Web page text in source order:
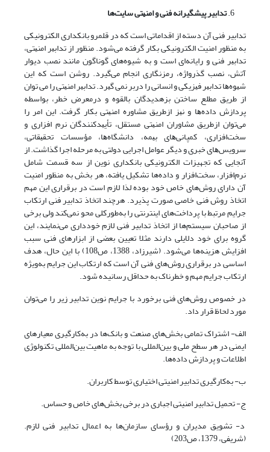
تدابیر پیشگیرانه فنی واﻣﻨﻴﺘﻰ سایت‌ها
تدابیر فنی آن دسته از اقداماتی است که در قلمرو بانکداری الکترونیکی
به منظور امنیت الکترونیکی بکار گرفته می‌شود. منظور از ﺗﺪاﺑﻴﺮ اﻣﻨﻴﺘﻰ،
ﺗﺪاﺑﻴﺮ ﻓﻨﻰ و رایانه‌ای اﺳﺖ و ﺑﻪ شیوه‌های ﮔﻮﻧﺎﮔﻮن ﻣﺎﻧﻨﺪ ﻧﺼﺐ دﻳﻮار
آﺗﺶ، ﻧﺼﺐ ﮔﺬرواژه، رﻣﺰﻧﮕﺎرى اﻧﺠﺎم می‌گیرد. روﺷﻦ اﺳﺖ ﻛﻪ اﻳﻦ
ﺷﻴﻮهﻫﺎ ﺗﺪاﺑﻴﺮ ﻓﻴﺰﻳﻜﻰ و اﻧﺴﺎﻧﻰ را درﺑﺮ ﻧﻤﻰ ﮔﻴﺮد. ﺗﺪاﺑﻴﺮ اﻣﻨﻴﺘﻰ را ﻣﻰ ﺗﻮان
از ﻃﺮﻳﻖ ﻣﻄﻠﻊ ﺳﺎﺧﺘﻦ ﺑﺰهدﻳﺪﮔﺎن ﺑﺎﻟﻘﻮه و درﻣﻌﺮض ﺧﻄﺮ، ﺑﻮاﺳﻄﻪ
ﭘﺮدازش دادهﻫﺎ و ﻧﻴﺰ ازﻃﺮﻳﻖ ﻣﺸﺎوره اﻣﻨﻴﺘﻰ ﺑﻜﺎر ﮔﺮﻓﺖ. اﻳﻦ اﻣﺮ را
ﻣﻰﺗﻮان ازﻃﺮﻳﻖ ﻣﺸﺎوران اﻣﻨﻴﺘﻰ ﻣﺴﺘﻘﻞ، ﺗﺄﻳﻴﺪﻛﻨﻨﺪﮔﺎن ﻧﺮم اﻓﺰارى و
ﺳﺨﺖاﻓﺰارى، ﻛﻤﭙﺎﻧﻰﻫﺎى ﺑﻴﻤﻪ، داﻧﺸﮕﺎهﻫﺎ، ﻣﺆﺳﺴﺎت ﺗﺤﻘﻴﻘﺎﺗﻰ،
ﺳﺮوﻳﺲﻫﺎى ﺧﺒﺮى و دﻳﮕﺮ ﻋﻮاﻣﻞ اﺟﺮاﻳﻰ دوﻟﺘﻰ ﺑﻪ ﻣﺮﺣﻠﻪ اﺟﺮا ﮔﺬاﺷﺖ. از
آنجایی که تجهیزات الکترونیکی بانکداری نوین از سه قسمت شامل
نرم‌افزار، سخت‌افزار و داده‌ها تشکیل یافته، هر بخش به منظور امنیت
آن دارای روش‌های خاص خود بوده لذا لازم است در برقراری این مهم
اتخاذ روش فنی خاصی صورت پذیرد. هرچند اتخاذ تدابیر فنی ارتکاب
جرایم مرتبط با پرداخت‌های اینترنتی را به‌طورکلی محو نمی‌کند ولی برخی
از صاحبان سیستم‌ها از اتخاذ تدابیر فنی لازم خودداری می‌نمایند، این
گروه برای خود دلایلی دارند مثلا تعیین بعضی از ابزارهای فنی سبب
افزایش هزینه‌ها می‌شود. (شیرزاد، 1388، ص108) با این حال، هدف
اساسی در برقراری روش‌های فنی آن است که ارتکاب این جرایم به‌ویژه
ارتکاب جرایم مهم و خطرناک به حداقل رسانیده شود.
در خصوص روش‌های فنی برخورد با جرایم نوین تدابیر زیر را می‌توان
مورد لحاظ قرار داد.
الف- اشتراک تمامی بخش‌های صنعت و بانک‌ها در به‌کارگیری معیارهای
ایمنی در هر سطح ملی و بین‌المللی با توجه به ماهیت بین‌المللی تکنولوژی
اطلاعات و پردازش داده‌ها.
ب- به‌کارگیری تدابیر امنیتی اختیاری توسط کاربران.
ج- تحمیل تدابیر امنیتی اجباری در برخی بخش‌های خاص و حساس.
د- تشویق مدیران و رؤسای سازمان‌ها به اعمال تدابیر فنی لازم.
(شریفی، 1379، ص203)